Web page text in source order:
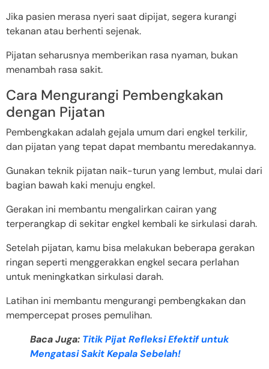
Jika pasien merasa nyeri saat dipijat, segera kurangi
tekanan atau berhenti sejenak.
Pijatan seharusnya memberikan rasa nyaman, bukan
menambah rasa sakit.
Cara Mengurangi Pembengkakan
dengan Pijatan
Pembengkakan adalah gejala umum dari engkel terkilir,
dan pijatan yang tepat dapat membantu meredakannya.
Gunakan teknik pijatan naik-turun yang lembut, mulai dari
bagian bawah kaki menuju engkel.
Gerakan ini membantu mengalirkan cairan yang
terperangkap di sekitar engkel kembali ke sirkulasi darah.
Setelah pijatan, kamu bisa melakukan beberapa gerakan
ringan seperti menggerakkan engkel secara perlahan
untuk meningkatkan sirkulasi darah.
Latihan ini membantu mengurangi pembengkakan dan
mempercepat proses pemulihan.
Baca Juga: Titik Pijat Refleksi Efektif untuk
Mengatasi Sakit Kepala Sebelah!